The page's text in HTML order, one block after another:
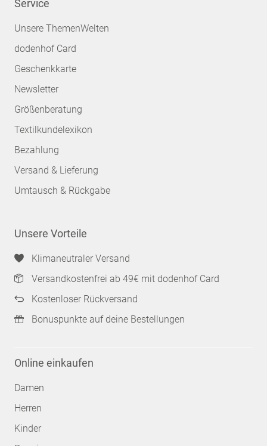
Service
Unsere ThemenWelten
dodenhof Card
Geschenkkarte
Newsletter
Größenberatung
Textilkundelexikon
Bezahlung
Versand & Lieferung
Umtausch & Rückgabe
Unsere Vorteile
Klimaneutraler Versand
Versandkostenfrei ab 49€ mit dodenhof Card
Kostenloser Rückversand
Bonuspunkte auf deine Bestellungen
Online einkaufen
Damen
Herren
Kinder